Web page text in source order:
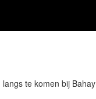
te komen bij Bahay